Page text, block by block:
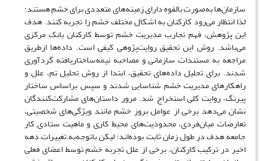
سازمان‌ها به‌صورت بالقوه دارای زمینه‌های متعددی برای خشم هستند؛
لذا انتظار می‌رود کارکنان به اشکال مختلف خشم را تجربه کنند. هدف
این پژوهش، فهم تجارب مدیریت خشم توسط کارکنان بانک مرکزی
می‌باشد. روش این تحقیق روایت‌پژوهی کیفی است. داده‌ها ازطریق
مراجعه به مستندات سازمانی و مصاحبه نیمه‌ساختاریافته گردآوری
شدند. برای تحلیل داده‌های تحقیق، ابتدا از روش تحلیل تم، علل و
راهکارهای مدیریت خشم شناسایی شدند و سپس براساس ساختار
پیرنگ، روایت کلی استخراج شد. مرور داستان‌های مشارکت‌کنندگان
نشان می‌دهد برخی از عوامل بروز خشم مانند ویژگی‌های شخصیتی،
تعارضات میان‌فردی، محدودیت‌های محیط کاری و ماهیت ستادی کار
جامعه هدف در طول زمان ثابت بوده‌اند؛ لیکن باتوجه‌به تغییرات دهه
اخیر در ترکیب کارکنان، برخی از علل تجربه خشم توسط اعضای فعلی